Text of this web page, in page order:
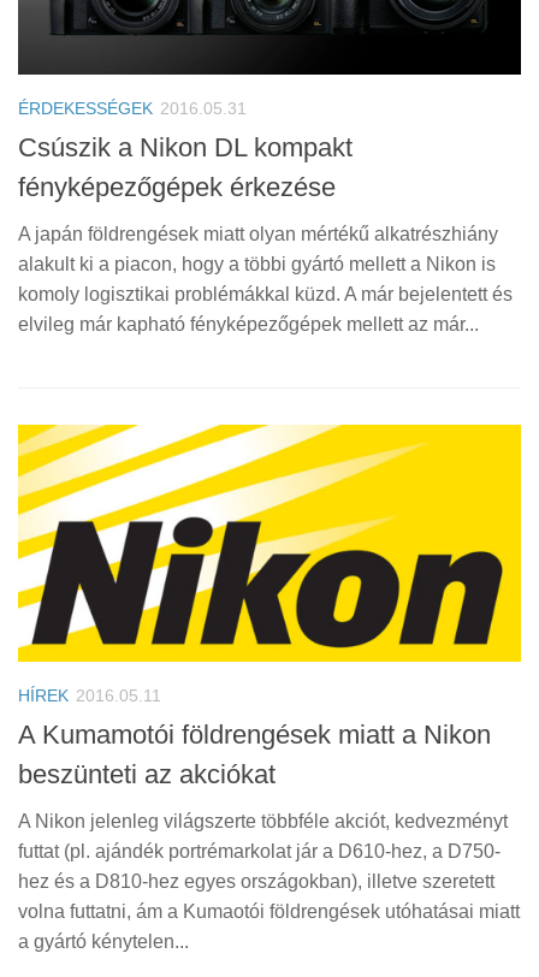
ÉRDEKESSÉGEK 2016.05.31
Csúszik a Nikon DL kompakt
fényképezőgépek érkezése
A japán földrengések miatt olyan mértékű alkatrészhiány
alakult ki a piacon, hogy a többi gyártó mellett a Nikon is
komoly logisztikai problémákkal küzd. A már bejelentett és
elvileg már kapható fényképezőgépek mellett az már...
HÍREK 2016.05.11
A Kumamotói földrengések miatt a Nikon
beszünteti az akciókat
A Nikon jelenleg világszerte többféle akciót, kedvezményt
futtat (pl. ajándék portrémarkolat jár a D610-hez, a D750-
hez és a D810-hez egyes országokban), illetve szeretett
volna futtatni, ám a Kumaotói földrengések utóhatásai miatt
a gyártó kénytelen...